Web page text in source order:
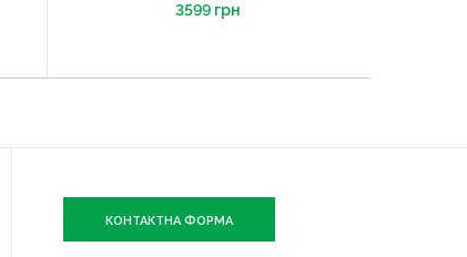
3599 грн
КОНТАКТНА ФОРМА